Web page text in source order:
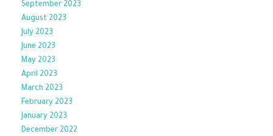
September 2023
August 2023
July 2023
June 2023
May 2023
April 2023
March 2023
February 2023
January 2023
December 2022